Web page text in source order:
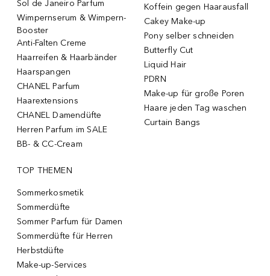
Sol de Janeiro Parfum
Wimpernserum & Wimpern-
Booster
Anti-Falten Creme
Haarreifen & Haarbänder
Haarspangen
CHANEL Parfum
Haarextensions
CHANEL Damendüfte
Herren Parfum im SALE
BB- & CC-Cream
Koffein gegen Haarausfall
Cakey Make-up
Pony selber schneiden
Butterfly Cut
Liquid Hair
PDRN
Make-up für große Poren
Haare jeden Tag waschen
Curtain Bangs
TOP THEMEN
Sommerkosmetik
Sommerdüfte
Sommer Parfum für Damen
Sommerdüfte für Herren
Herbstdüfte
Make-up-Services